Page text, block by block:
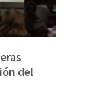
del